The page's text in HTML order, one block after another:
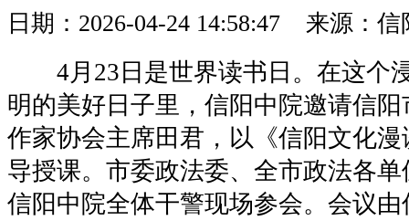
日期：2026-04-24 14:58:47 来源：
4月23日是世界读书日。在这个
明的美好日子里，信阳中院邀请信
作家协会主席田君，以《信阳文化
导授课。市委政法委、全市政法各
信阳中院全体干警现场参会。会议